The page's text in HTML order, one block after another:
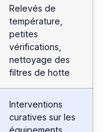
Relevés de
température,
petites
vérifications,
nettoyage des
filtres de hotte
Interventions
curatives sur les
équipements,